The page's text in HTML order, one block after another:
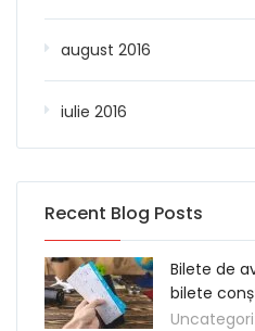
august 2016
iulie 2016
Recent Blog Posts
Bilete de
bilete